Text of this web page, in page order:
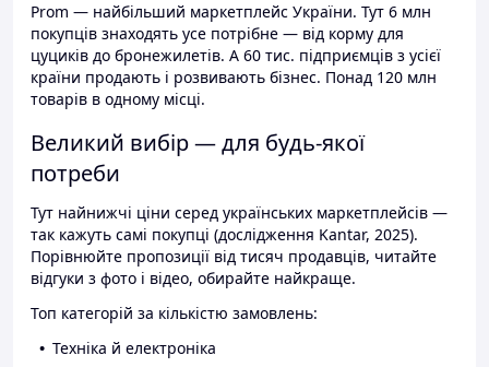
Prom — найбільший маркетплейс України. Тут 6 млн
покупців знаходять усе потрібне — від корму для
цуциків до бронежилетів. А 60 тис. підприємців з усієї
країни продають і розвивають бізнес. Понад 120 млн
товарів в одному місці.
Великий вибір — для будь-якої
потреби
Тут найнижчі ціни серед українських маркетплейсів —
так кажуть самі покупці (дослідження Kantar, 2025).
Порівнюйте пропозиції від тисяч продавців, читайте
відгуки з фото і відео, обирайте найкраще.
Топ категорій за кількістю замовлень:
Техніка й електроніка